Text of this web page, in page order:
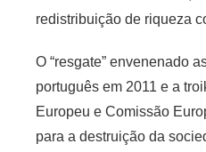
redistribuição de riqueza
O “resgate” envenenado
português em 2011 e a
Europeu e Comissão
para a destruição da